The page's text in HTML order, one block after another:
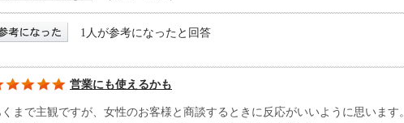
1人が参考になったと回答
営業にも使えるかも
まで主観ですが、女性のお客様と商談するときに反応がいいように思いま